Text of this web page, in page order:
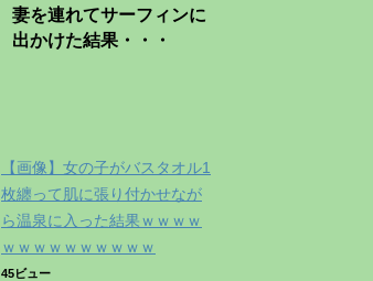
妻を連れてサーフィンに
出かけた結果・・・
【画像】女の子がバスタオル1
枚纏って肌に張り付かせなが
ら温泉に入った結果ｗｗｗｗ
ｗｗｗｗｗｗｗｗｗｗ
45ビュー